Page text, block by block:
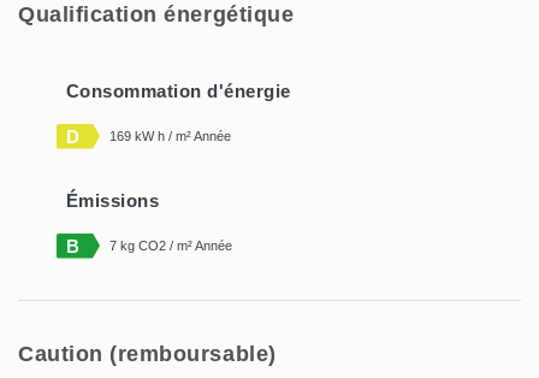
Qualification énergétique
Consommation d'énergie
D 169 kW h / m² Année
Émissions
B 7 kg CO2 / m² Année
Caution (remboursable)